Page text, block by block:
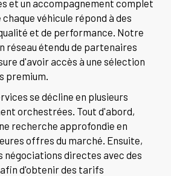
et un accompagnement complet
véhicule répond à des
et de performance. Notre
réseau étendu de partenaires
d'avoir accès à une sélection
premium.
se décline en plusieurs
orchestrées. Tout d'abord,
recherche approfondie en
offres du marché. Ensuite,
négociations directes avec des
d'obtenir des tarifs